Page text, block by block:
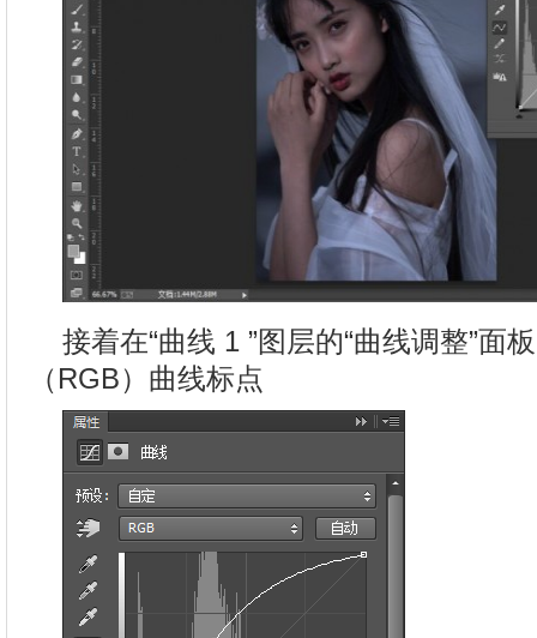
接着在“曲线 1 ”图层的“曲线调整”面
（RGB）曲线标点